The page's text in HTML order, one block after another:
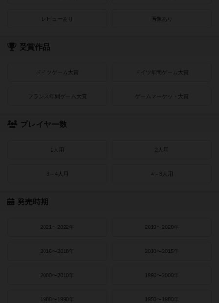
レビューあり 画像あり
受賞作品
ドイツゲーム大賞 ドイツ年間ゲーム大賞
フランス年間ゲーム大賞 ゲームマーケット大賞
プレイヤー数
1人用 2人用
3～4人用 4～8人用
発売時期
2021〜2022年 2019〜2020年
2016〜2018年 2010〜2015年
2000〜2010年 1990〜2000年
1980〜1990年 1950〜1980年